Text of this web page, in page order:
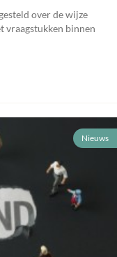
over de wijze
vraagstukken binnen
Nieuws